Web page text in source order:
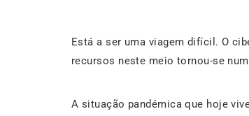
Está a ser uma viagem difícil. O
recursos neste meio tornou-se
A situação pandémica que hoje